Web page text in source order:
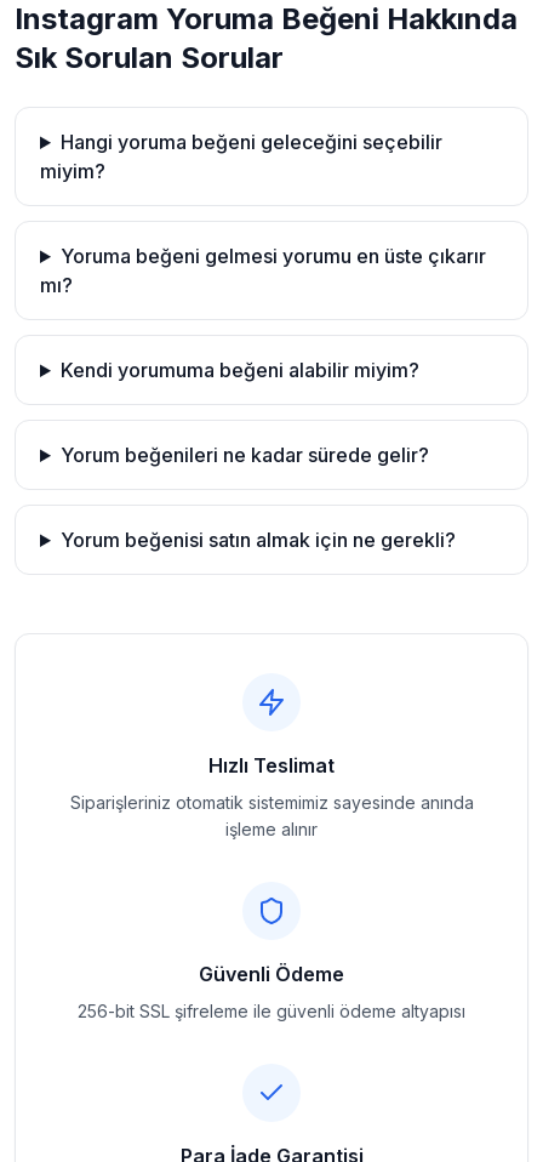
Instagram Yoruma Beğeni Hakkında
Sık Sorulan Sorular
Hangi yoruma beğeni geleceğini seçebilir
miyim?
Yoruma beğeni gelmesi yorumu en üste çıkarır
mı?
Kendi yorumuma beğeni alabilir miyim?
Yorum beğenileri ne kadar sürede gelir?
Yorum beğenisi satın almak için ne gerekli?
Hızlı Teslimat
Siparişleriniz otomatik sistemimiz sayesinde anında
işleme alınır
Güvenli Ödeme
256-bit SSL şifreleme ile güvenli ödeme altyapısı
Para İade Garantisi